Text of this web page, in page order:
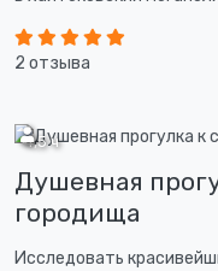
2 отзыва
4,5 ч
Душевная
городища
Исследовать